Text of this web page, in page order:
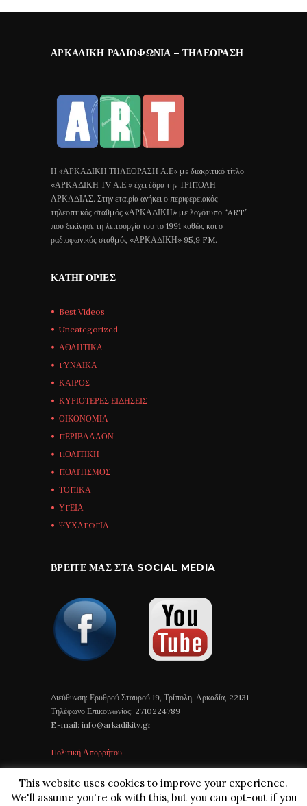
ΑΡΚΑΔΙΚΉ ΡΑΔΙΟΦΩΝΊΑ – ΤΗΛΕΌΡΑΣΗ
Η «ΑΡΚΑΔΙΚΗ ΤΗΛΕΟΡΑΣΗ Α.Ε» με διακριτικό τίτλο
«ΑΡΚΑΔΙΚΗ ΤV Α.Ε.» έχει έδρα την ΤΡΙΠΟΛΗ
ΑΡΚΑΔΙΑΣ. Στην εταιρία ανήκει ο περιφερειακός
τηλεοπτικός σταθμός «ΑΡΚΑΔΙΚΗ» με λογότυπο “ART”
που ξεκίνησε τη λειτουργία του το 1991 καθώς και ο
ραδιοφωνικός σταθμός «ΑΡΚΑΔΙΚΗ» 95,9 FM.
ΚΑΤΗΓΟΡΊΕΣ
Best Videos
Uncategorized
ΑΘΛΗΤΙΚΑ
ΓΥΝΑΙΚΑ
ΚΑΙΡΟΣ
ΚΥΡΙΟΤΕΡΕΣ ΕΙΔΗΣΕΙΣ
ΟΙΚΟΝΟΜΙΑ
ΠΕΡΙΒΑΛΛΟΝ
ΠΟΛΙΤΙΚΗ
ΠΟΛΙΤΙΣΜΟΣ
ΤΟΠΙΚΑ
ΥΓΕΙΑ
ΨΥΧΑΓΩΓΙΑ
ΒΡΕΊΤΕ ΜΑΣ ΣΤΑ SOCIAL MEDIA
Διεύθυνση: Ερυθρού Σταυρού 19, Τρίπολη, Αρκαδία, 22131
Τηλέφωνο Επικοινωνίας: 2710224789
E-mail: info@arkadikitv.gr
Πολιτική Απορρήτου
This website uses cookies to improve your experience.
We'll assume you're ok with this, but you can opt-out if you